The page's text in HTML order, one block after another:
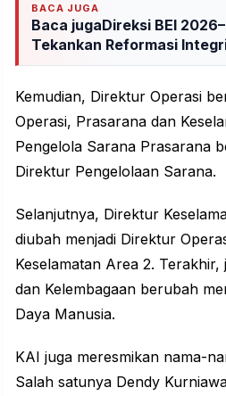
BACA JUGA
Baca jugaDireksi BEI
Tekankan Reformasi
Kemudian, Direktur Operasi
Operasi, Prasarana dan
Pengelola Sarana Prasarana
Direktur Pengelolaan Sarana.
Selanjutnya, Direktur
diubah menjadi Direktur
Keselamatan Area 2.
dan Kelembagaan berubah
Daya Manusia.
KAI juga meresmikan nama-
Salah satunya Dendy